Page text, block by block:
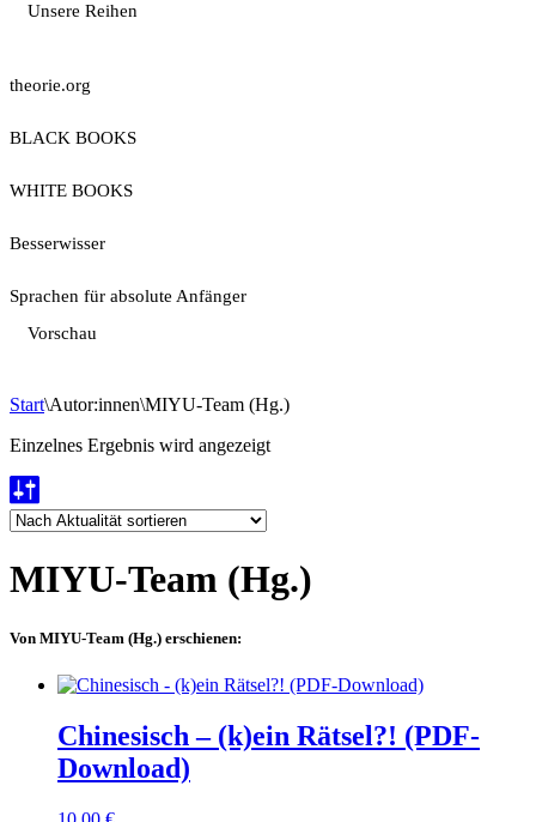
Unsere Reihen
theorie.org
BLACK BOOKS
WHITE BOOKS
Besserwisser
Sprachen für absolute Anfänger
Vorschau
Start\Autor:innen\MIYU-Team (Hg.)
Einzelnes Ergebnis wird angezeigt
MIYU-Team (Hg.)
Von MIYU-Team (Hg.) erschienen:
Chinesisch – (k)ein Rätsel?! (PDF-
Download)